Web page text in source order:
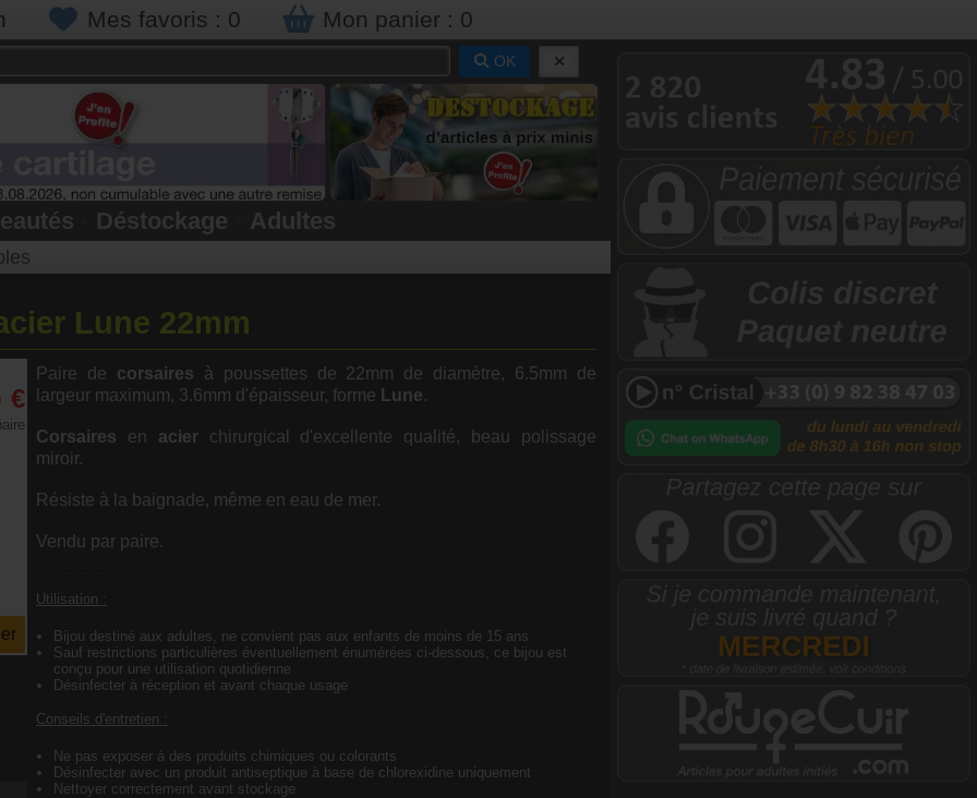
Mes favoris : 0 Mon panier : 0
OK
Déstockage Adultes
Lune 22mm
€
Paire de corsaires à poussettes de 22mm de diamètre, 6.5mm de
largeur maximum, 3.6mm d'épaisseur, forme Lune.
Corsaires en acierchirurgical d'excellente qualité, beau polissage
miroir.
Résiste à la baignade, même en eau de mer.
Vendu par paire.
Utilisation :
Bijou destiné aux adultes, ne convient pas aux enfants de moins de 15 ans
Sauf restrictions particulières éventuellement énumérées ci-dessous, ce bijou est
conçu pour une utilisation quotidienne
Désinfecter à réception et avant chaque usage
Conseils d'entretien :
Ne pas exposer à des produits chimiques ou colorants
Désinfecter avec un produit antiseptique à base de chlorexidine uniquement
Nettoyer correctement avant stockage